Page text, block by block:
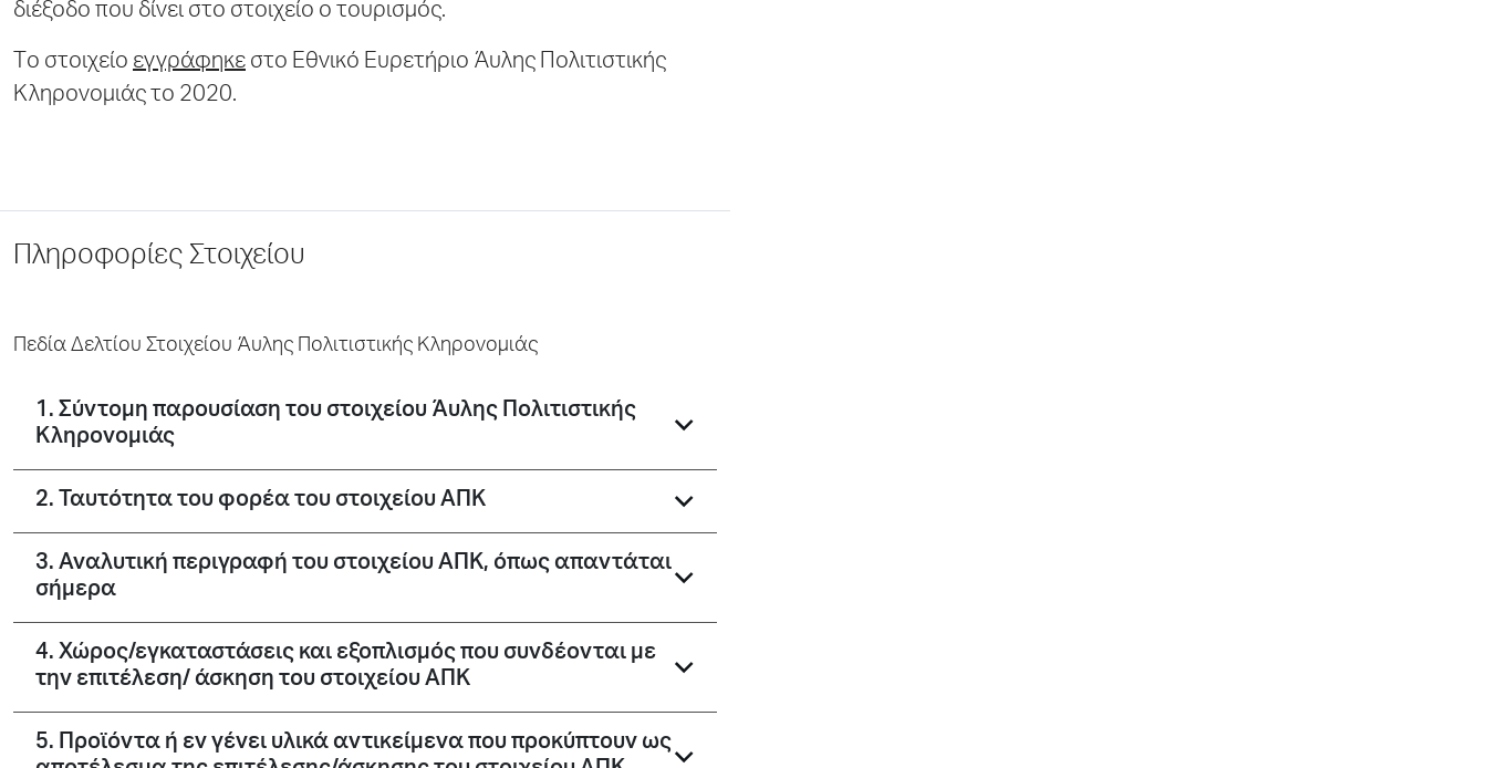
διέξοδο που δίνει στο στοιχείο ο τουρισμός.
Tο στοιχείο εγγράφηκε στο Εθνικό Ευρετήριο Άυλης Πολιτιστικής
Κληρονομιάς το 2020.
Πληροφορίες Στοιχείου
Πεδία Δελτίου Στοιχείου Άυλης Πολιτιστικής Κληρονομιάς
1. Σύντομη παρουσίαση του στοιχείου Άυλης Πολιτιστικής
Κληρονομιάς
2. Ταυτότητα του φορέα του στοιχείου ΑΠΚ
3. Αναλυτική περιγραφή του στοιχείου ΑΠΚ, όπως απαντάται
σήμερα
4. Χώρος/εγκαταστάσεις και εξοπλισμός που συνδέονται με
την επιτέλεση/ άσκηση του στοιχείου ΑΠΚ
5. Προϊόντα ή εν γένει υλικά αντικείμενα που προκύπτουν ως